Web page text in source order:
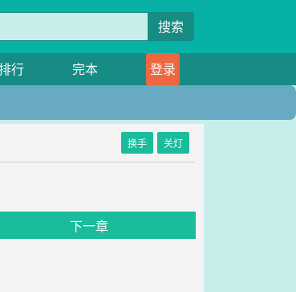
搜索
行 完本
登录
换手 关灯
下一章